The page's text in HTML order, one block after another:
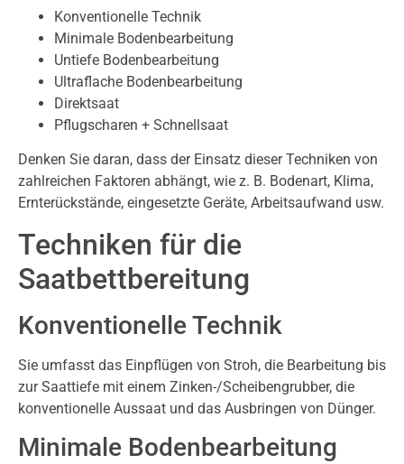
Konventionelle Technik
Minimale Bodenbearbeitung
Untiefe Bodenbearbeitung
Ultraflache Bodenbearbeitung
Direktsaat
Pflugscharen + Schnellsaat
Denken Sie daran, dass der Einsatz dieser Techniken von
zahlreichen Faktoren abhängt, wie z. B. Bodenart, Klima,
Ernterückstände, eingesetzte Geräte, Arbeitsaufwand usw.
Techniken für die
Saatbettbereitung
Konventionelle Technik
Sie umfasst das Einpflügen von Stroh, die Bearbeitung bis
zur Saattiefe mit einem Zinken-/Scheibengrubber, die
konventionelle Aussaat und das Ausbringen von Dünger.
Minimale Bodenbearbeitung